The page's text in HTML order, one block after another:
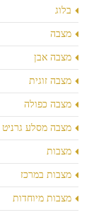
בלוג
מצבה
מצבה אבן
מצבה זוגית
מצבה כפולה
מצבה מסלע גרניט
מצבות
מצבות במרכז
מצבות מיוחדות